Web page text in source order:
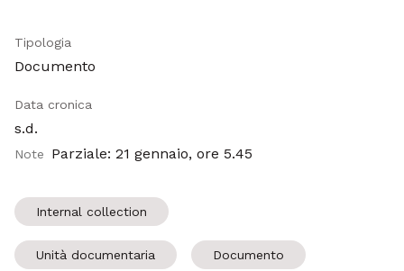
Tipologia
Documento
Data cronica
s.d.
Note Parziale: 21 gennaio, ore 5.45
Internal collection
Unità documentaria Documento